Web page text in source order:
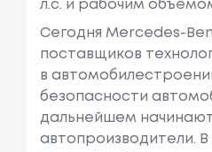
л.с. и рабочим
Сегодня Mercedes-
поставщиков
в
безопасности
дальнейшем
автопроизводители.